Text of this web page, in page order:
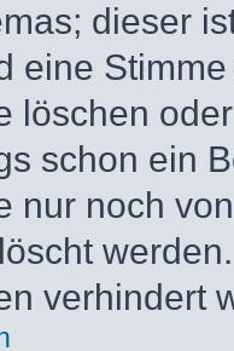
dieser
eine
löschen
schon ein
nur noch
verhindert